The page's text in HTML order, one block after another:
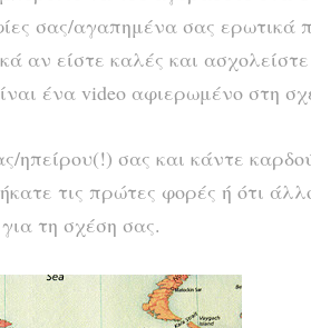
σας/αγαπημένα σας ερωτικά
αν είστε καλές και
ένα video αφιερωμένο στη
ηπείρου(!) σας και κάντε
τις πρώτες φορές ή ότι
τη σχέση σας.